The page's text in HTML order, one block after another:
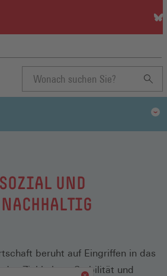
HSI
auf
in
Suchbegriff
eingeben
UND
beruht auf Eingriffen in das
Ziel haben, Stabilität und